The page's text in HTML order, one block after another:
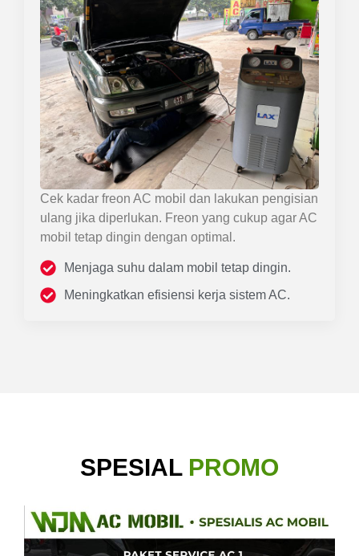
Cek kadar freon AC mobil dan lakukan pengisian
ulang jika diperlukan. Freon yang cukup agar AC
mobil tetap dingin dengan optimal.
Menjaga suhu dalam mobil tetap dingin.
Meningkatkan efisiensi kerja sistem AC.
SPESIAL PROMO